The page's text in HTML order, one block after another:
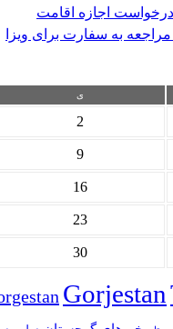
درخواست اجازه اقامت
به سفارت برای ویزا
ی
2
9
16
23
30
Gorjestan